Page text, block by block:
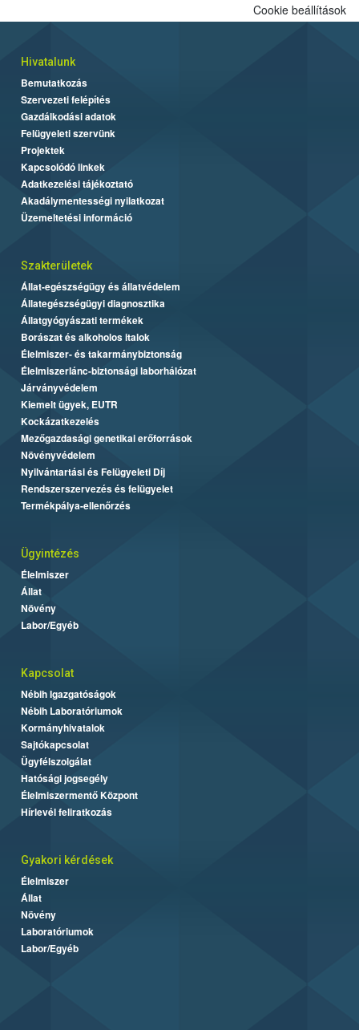
Cookie beállítások
Hivatalunk
Bemutatkozás
Szervezeti felépítés
Gazdálkodási adatok
Felügyeleti szervünk
Projektek
Kapcsolódó linkek
Adatkezelési tájékoztató
Akadálymentességi nyilatkozat
Üzemeltetési információ
Szakterületek
Állat-egészségügy és állatvédelem
Állategészségügyi diagnosztika
Állatgyógyászati termékek
Borászat és alkoholos italok
Élelmiszer- és takarmánybiztonság
Élelmiszerlánc-biztonsági laborhálózat
Járványvédelem
Kiemelt ügyek, EUTR
Kockázatkezelés
Mezőgazdasági genetikai erőforrások
Növényvédelem
Nyilvántartási és Felügyeleti Díj
Rendszerszervezés és felügyelet
Termékpálya-ellenőrzés
Ügyintézés
Élelmiszer
Állat
Növény
Labor/Egyéb
Kapcsolat
Nébih Igazgatóságok
Nébih Laboratóriumok
Kormányhivatalok
Sajtókapcsolat
Ügyfélszolgálat
Hatósági jogsegély
Élelmiszermentő Központ
Hírlevél feliratkozás
Gyakori kérdések
Élelmiszer
Állat
Növény
Laboratóriumok
Labor/Egyéb